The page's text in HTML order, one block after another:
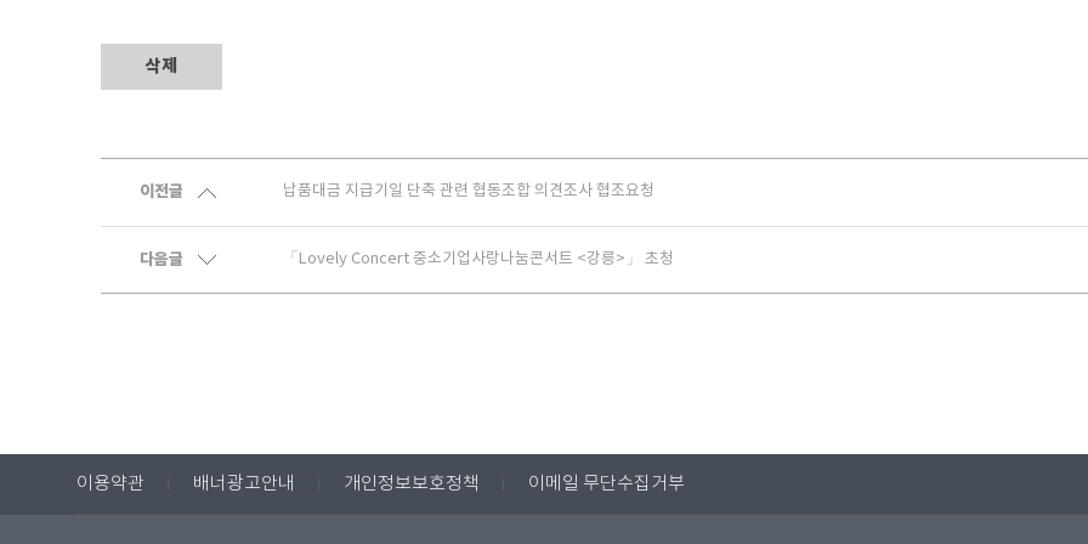
삭제
이전글 납품대금 지급기일 단축 관련 협동조합 의견조사 협조요청
다음글 「Lovely Concert 중소기업사랑나눔콘서트 <강릉>」 초청
이용약관 배너광고안내 개인정보보호정책 이메일 무단수집거부